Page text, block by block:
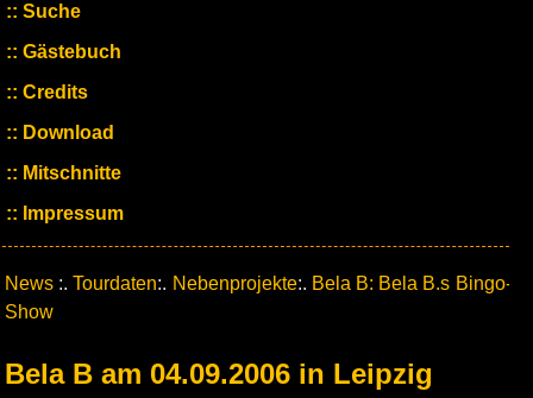
Suche
Gästebuch
Credits
Download
Mitschnitte
Impressum
News :.Tourdaten:. Nebenprojekte:. Bela B: Bela B.s Bingo-
Show
Bela B am 04.09.2006 in Leipzig